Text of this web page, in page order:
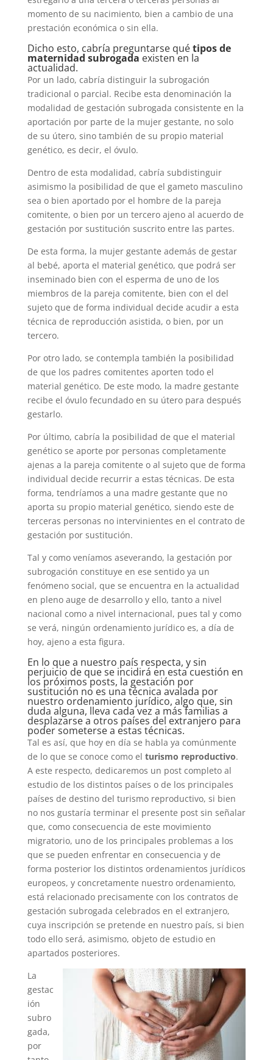
momento de su nacimiento, bien a cambio de una
prestación económica o sin ella.
Dicho esto, cabría preguntarse quétipos de
maternidad subrogada existen en la
actualidad.
Por un lado, cabría distinguir la subrogación
tradicional o parcial. Recibe esta denominación la
modalidad de gestación subrogada consistente en la
aportación por parte de la mujer gestante, no solo
de su útero, sino también de su propio material
genético, es decir, el óvulo.
Dentro de esta modalidad, cabría subdistinguir
asimismo la posibilidad de que el gameto masculino
sea o bien aportado por el hombre de la pareja
comitente, o bien por un tercero ajeno al acuerdo de
gestación por sustitución suscrito entre las partes.
De esta forma, la mujer gestante además de gestar
al bebé, aporta el material genético, que podrá ser
inseminado bien con el esperma de uno de los
miembros de la pareja comitente, bien con el del
sujeto que de forma individual decide acudir a esta
técnica de reproducción asistida, o bien, por un
tercero.
Por otro lado, se contempla también la posibilidad
de que los padres comitentes aporten todo el
material genético. De este modo, la madre gestante
recibe el óvulo fecundado en su útero para después
gestarlo.
Por último, cabría la posibilidad de que el material
genético se aporte por personas completamente
ajenas a la pareja comitente o al sujeto que de forma
individual decide recurrir a estas técnicas. De esta
forma, tendríamos a una madre gestante que no
aporta su propio material genético, siendo este de
terceras personas no intervinientes en el contrato de
gestación por sustitución.
Tal y como veníamos aseverando, la gestación por
subrogación constituye en ese sentido ya un
fenómeno social, que se encuentra en la actualidad
en pleno auge de desarrollo y ello, tanto a nivel
nacional como a nivel internacional, pues tal y como
se verá, ningún ordenamiento jurídico es, a día de
hoy, ajeno a esta figura.
En lo que a nuestro país respecta, y sin
perjuicio de que se incidirá en esta cuestión en
los próximos posts, la gestación por
sustitución no es una técnica avalada por
nuestro ordenamiento jurídico, algo que, sin
duda alguna, lleva cada vez a más familias a
desplazarse a otros países del extranjero para
poder someterse a estas técnicas.
Tal es así, que hoy en día se habla ya comúnmente
de lo que se conoce como el turismo reproductivo.
A este respecto, dedicaremos un post completo al
estudio de los distintos países o de los principales
países de destino del turismo reproductivo, si bien
no nos gustaría terminar el presente post sin señalar
que, como consecuencia de este movimiento
migratorio, uno de los principales problemas a los
que se pueden enfrentar en consecuencia y de
forma posterior los distintos ordenamientos jurídicos
europeos, y concretamente nuestro ordenamiento,
está relacionado precisamente con los contratos de
gestación subrogada celebrados en el extranjero,
cuya inscripción se pretende en nuestro país, si bien
todo ello será, asimismo, objeto de estudio en
apartados posteriores.
La
gestac
ión
subro
gada,
por